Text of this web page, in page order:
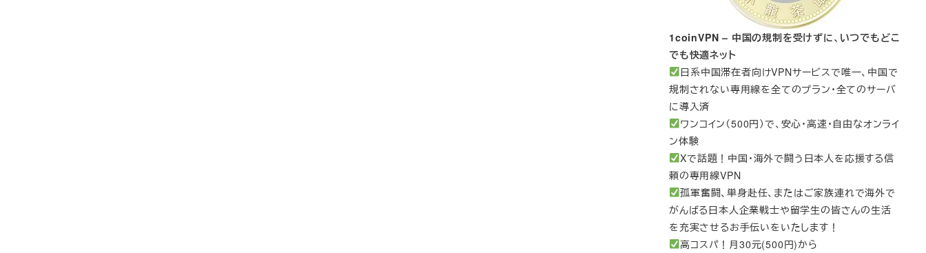
1coinVPN – 中国の規制を受けずに、いつでもどこ
でも快適ネット
日系中国滞在者向けVPNサービスで唯一、中国で
規制されない専用線を全てのプラン・全てのサーバ
に導入済
ワンコイン（500円）で、安心・高速・自由なオンライ
ン体験
Xで話題！中国・海外で闘う日本人を応援する信
頼の専用線VPN
孤軍奮闘、単身赴任、またはご家族連れで海外で
がんばる日本人企業戦士や留学生の皆さんの生活
を充実させるお手伝いをいたします！
高コスパ！月30元(500円)から